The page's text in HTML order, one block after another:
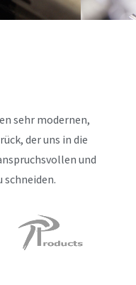
sehr modernen,
der uns in die
und